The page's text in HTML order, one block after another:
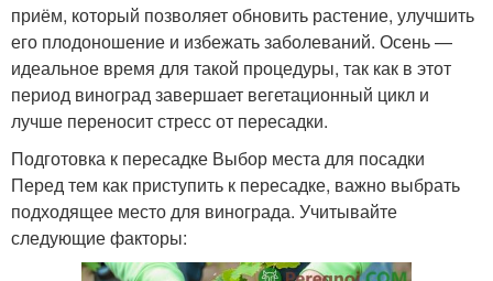
приём, который позволяет обновить растение, улучшить
его плодоношение и избежать заболеваний. Осень —
идеальное время для такой процедуры, так как в этот
период виноград завершает вегетационный цикл и
лучше переносит стресс от пересадки.
Подготовка к пересадке Выбор места для посадки
Перед тем как приступить к пересадке, важно выбрать
подходящее место для винограда. Учитывайте
следующие факторы: